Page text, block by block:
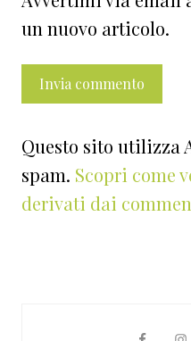
un nuovo articolo.
Questo sito utilizza
spam. Scopri come
derivati dai